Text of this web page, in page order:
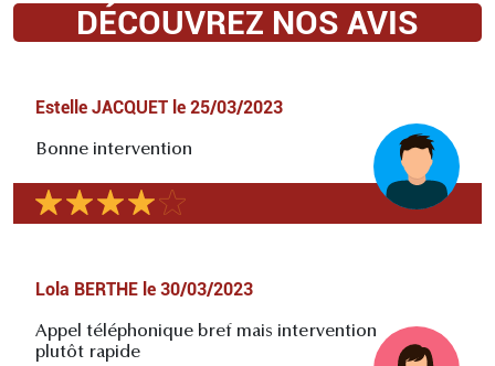
DÉCOUVREZ NOS AVIS
Estelle JACQUET le 25/03/2023
Bonne intervention
Lola BERTHE le 30/03/2023
Appel téléphonique bref mais intervention
plutôt rapide